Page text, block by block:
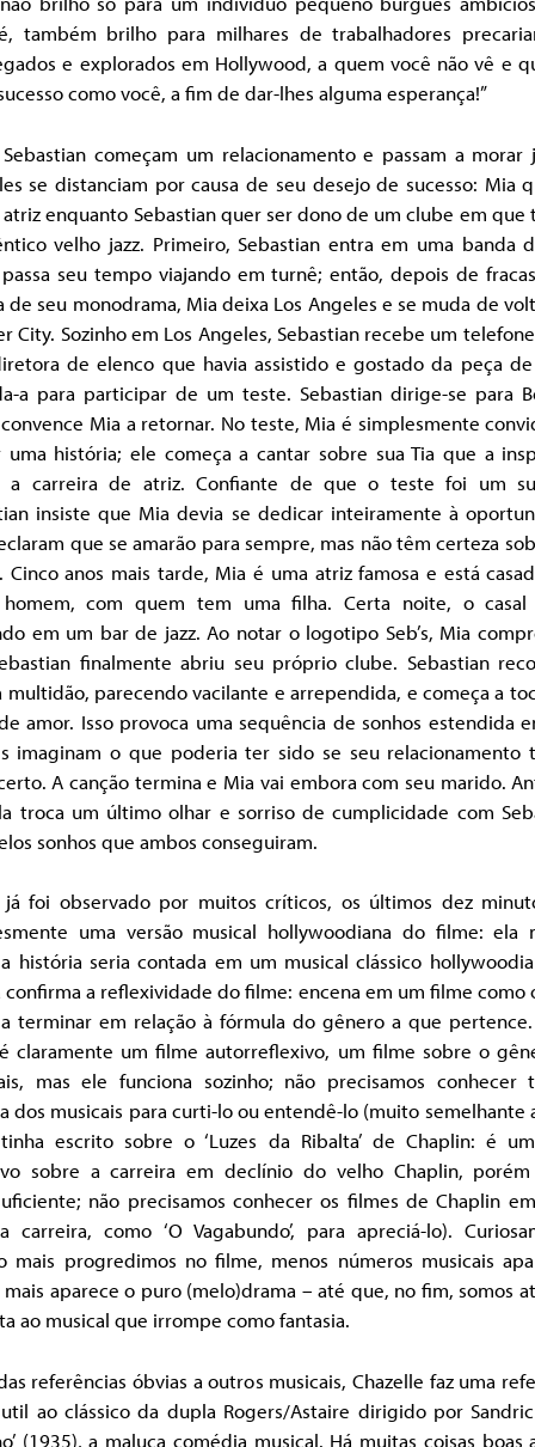
também brilho para milhares de trabalhadores
e explorados em Hollywood, a quem você não vê e
como você, a fim de dar-lhes alguma esperança!”
começam um relacionamento e passam a morar
se distanciam por causa de seu desejo de sucesso: Mia
enquanto Sebastian quer ser dono de um clube em que
velho jazz. Primeiro, Sebastian entra em uma banda
seu tempo viajando em turnê; então, depois de
de seu monodrama, Mia deixa Los Angeles e se muda de
City. Sozinho em Los Angeles, Sebastian recebe um
de elenco que havia assistido e gostado da peça
a para participar de um teste. Sebastian dirige-se para
Mia a retornar. No teste, Mia é simplesmente
uma história; ele começa a cantar sobre sua Tia que a
a carreira de atriz. Confiante de que o teste foi um
insiste que Mia devia se dedicar inteiramente à
que se amarão para sempre, mas não têm certeza
Cinco anos mais tarde, Mia é uma atriz famosa e está
com quem tem uma filha. Certa noite, o casal
em um bar de jazz. Ao notar o logotipo Seb’s, Mia
finalmente abriu seu próprio clube. Sebastian
multidão, parecendo vacilante e arrependida, e começa a
amor. Isso provoca uma sequência de sonhos estendida
imaginam o que poderia ter sido se seu relacionamento
A canção termina e Mia vai embora com seu marido.
troca um último olhar e sorriso de cumplicidade com
sonhos que ambos conseguiram.
já foi observado por muitos críticos, os últimos dez
uma versão musical hollywoodiana do filme: ela
história seria contada em um musical clássico
a reflexividade do filme: encena em um filme como
terminar em relação à fórmula do gênero a que pertence.
é claramente um filme autorreflexivo, um filme sobre o
mas ele funciona sozinho; não precisamos conhecer
dos musicais para curti-lo ou entendê-lo (muito semelhante
escrito sobre o ‘Luzes da Ribalta’ de Chaplin: é
sobre a carreira em declínio do velho Chaplin,
não precisamos conhecer os filmes de Chaplin
carreira, como ‘O Vagabundo’, para apreciá-lo).
mais progredimos no filme, menos números musicais
aparece o puro (melo)drama – até que, no fim, somos
ao musical que irrompe como fantasia.
referências óbvias a outros musicais, Chazelle faz uma
ao clássico da dupla Rogers/Astaire dirigido por
(1935), a maluca comédia musical. Há muitas coisas boas